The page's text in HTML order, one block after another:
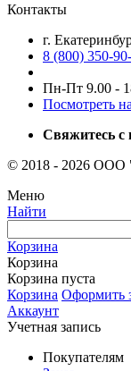
Контакты
г.
8 (800) 350-
Пн-Пт 9.00 -
Посмотреть
Свяжитесь с
© 2018 - 2026
Меню
Найти
Корзина
Корзина
Корзина пуста
Корзина Оформить
Аккаунт
Учетная запись
Покупателям